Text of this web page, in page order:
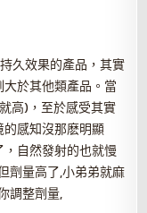
久效果的產品，其實
於其他類產品。當
高)，至於感受其實
感知沒那麽明顯
自然發射的也就慢
劑量高了,小弟弟就麻
調整劑量,